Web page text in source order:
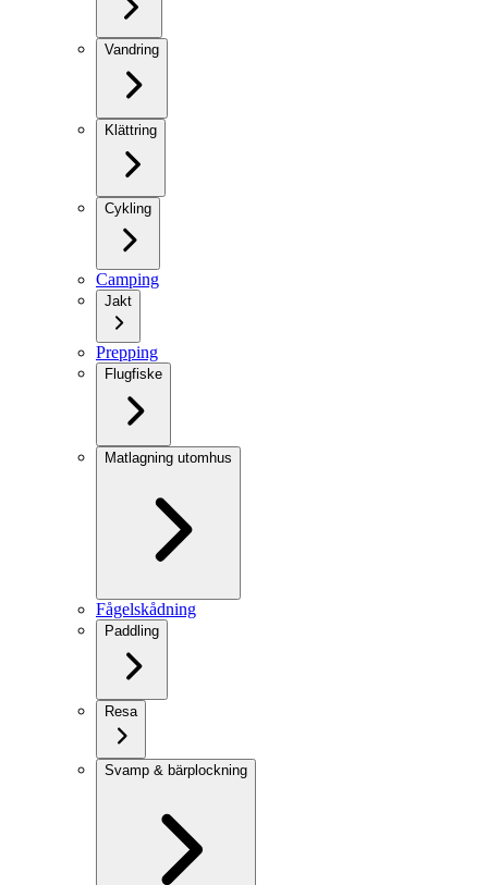
Vandring
Klättring
Cykling
Camping
Jakt
Prepping
Flugfiske
Matlagning utomhus
Fågelskådning
Paddling
Resa
Svamp & bärplockning